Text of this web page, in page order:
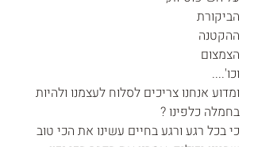
הביקורת
ההקטנה
הצמצום
וכו'....
ומדוע אנחנו צריכים לסלוח לעצמנו ולהיות
בחמלה כלפינו ?
כי בכל רגע ורגע בחיים עשינו את הכי טוב